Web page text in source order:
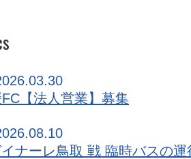
FC【法人営業】募集
ナーレ鳥取 戦 臨時バスの運